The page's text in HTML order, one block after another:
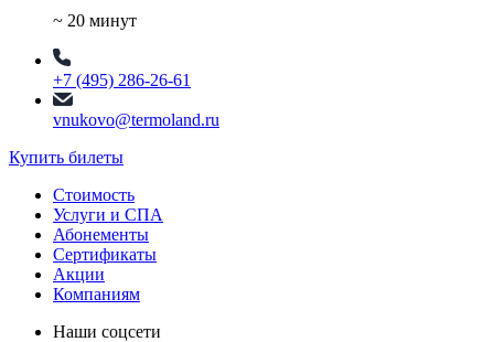
~ 20 минут
+7 (495) 286-26-61
vnukovo@termoland.ru
Купить билеты
Стоимость
Услуги и СПА
Абонементы
Сертификаты
Акции
Компаниям
Наши соцсети